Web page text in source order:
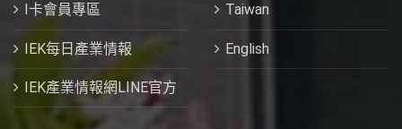
I卡會員專區
IEK每日產業情報
IEK產業情報網LINE官方
Taiwan
English